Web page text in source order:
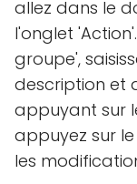
allez dans le
l'onglet
groupe',
description et
appuyant sur
appuyez sur
les